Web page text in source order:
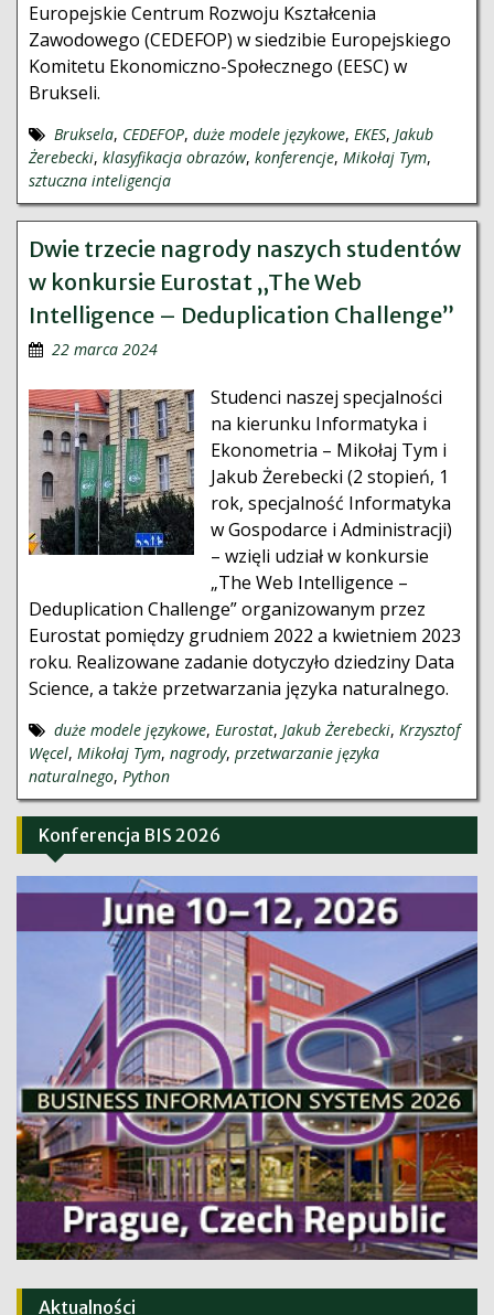
Europejskie Centrum Rozwoju Kształcenia
Zawodowego (CEDEFOP) w siedzibie Europejskiego
Komitetu Ekonomiczno-Społecznego (EESC) w
Brukseli.
Bruksela, CEDEFOP, duże modele językowe, EKES, Jakub
Żerebecki, klasyfikacja obrazów, konferencje, Mikołaj Tym,
sztuczna inteligencja
Dwie trzecie nagrody naszych studentów
w konkursie Eurostat „The Web
Intelligence – Deduplication Challenge”
22 marca 2024
Studenci naszej specjalności
na kierunku Informatyka i
Ekonometria – Mikołaj Tym i
Jakub Żerebecki (2 stopień, 1
rok, specjalność Informatyka
w Gospodarce i Administracji)
– wzięli udział w konkursie
„The Web Intelligence –
Deduplication Challenge” organizowanym przez
Eurostat pomiędzy grudniem 2022 a kwietniem 2023
roku. Realizowane zadanie dotyczyło dziedziny Data
Science, a także przetwarzania języka naturalnego.
duże modele językowe, Eurostat, Jakub Żerebecki, Krzysztof
Węcel, Mikołaj Tym, nagrody, przetwarzanie języka
naturalnego, Python
Konferencja BIS 2026
Aktualności